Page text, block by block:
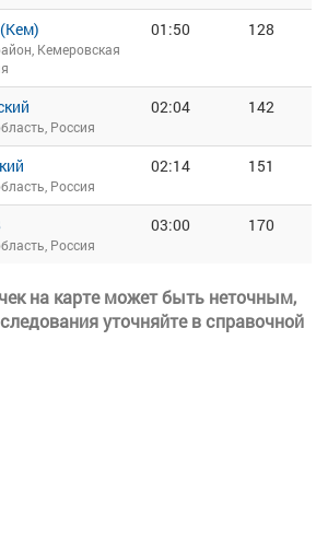
Кемеровская
01:50 128
Россия
02:04 142
Россия
02:14 151
Россия
03:00 170
на карте может быть неточным,
уточняйте в справочной